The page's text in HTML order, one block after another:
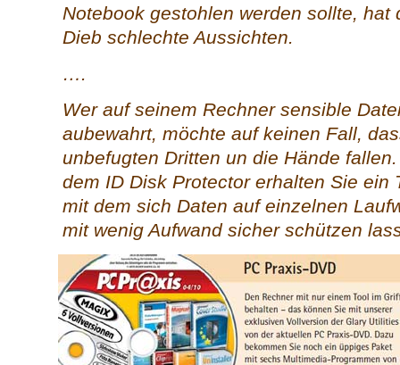
Notebook gestohlen werden sollte, hat
Dieb schlechte Aussichten.
….
Wer auf seinem Rechner sensible
aubewahrt, möchte auf keinen Fall,
unbefugten Dritten un die Hände
dem ID Disk Protector erhalten Sie ein
mit dem sich Daten auf einzelnen
mit wenig Aufwand sicher schützen